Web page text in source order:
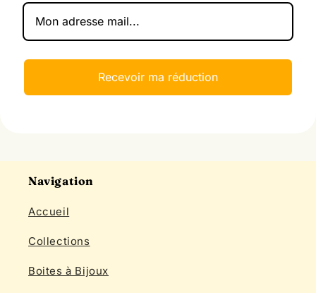
Recevoir ma réduction
Navigation
Accueil
Collections
Boites à Bijoux